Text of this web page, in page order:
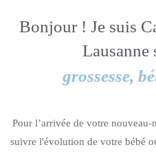
Bonjour ! Je suis
Lausanne
grossesse,
Pour l’arrivée de votre nouveau-
suivre l'évolution de votre bébé